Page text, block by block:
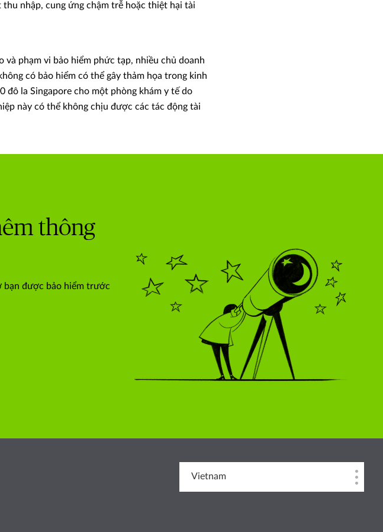
nhập, cung ứng chậm trễ hoặc thiệt hại tài
phạm vi bảo hiểm phức tạp, nhiều chủ doanh
có bảo hiểm có thể gây thảm họa trong kinh
đô la Singapore cho một phòng khám y tế do
này có thể không chịu được các tác động tài
thông
bạn được bảo hiểm trước
Vietnam